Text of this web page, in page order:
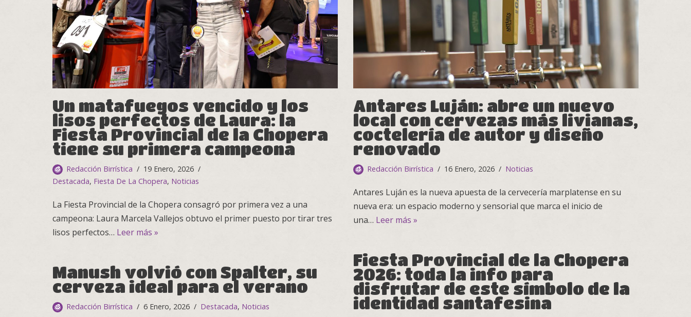
Un matafuegos vencido y los
lisos perfectos de Laura: la
Fiesta Provincial de la Chopera
tiene su primera campeona
Redacción Birrística
19 Enero, 2026
Destacada, Fiesta De La Chopera, Noticias
La Fiesta Provincial de la Chopera consagró por primera vez a una
campeona: Laura Marcela Vallejos obtuvo el primer puesto por tirar tres
lisos perfectos… Leer más »
Antares Luján: abre un nuevo
local con cervezas más livianas,
coctelería de autor y diseño
renovado
Redacción Birrística 16 Enero, 2026 Noticias
Antares Luján es la nueva apuesta de la cervecería marplatense en su
nueva era: un espacio moderno y sensorial que marca el inicio de
una… Leer más »
Fiesta Provincial de la Chopera
2026: toda la info para
disfrutar de este símbolo de la
identidad santafesina
Manush volvió con Spalter, su
cerveza ideal para el verano
Redacción Birrística 6 Enero, 2026 Destacada, Noticias